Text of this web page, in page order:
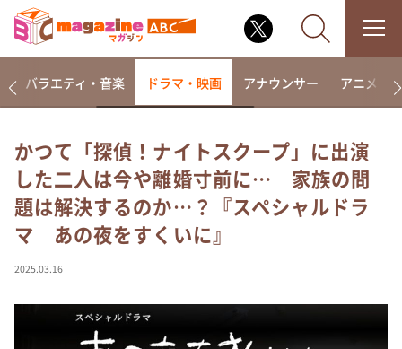
なるみ・岡村の過ぎるTV
相席食堂
これ余談なんですけど・・・
～人生密着トークバラエティ！～ やすとものいたっ
て真剣です
探偵！ナイトスクープ
news おかえり
バラエティ・音楽 ドラマ・映画 アナウンサー アニメ・
かつて「探偵！ナイトスクープ」に出演
した二人は今や離婚寸前に… 家族の問
題は解決するのか…？『スペシャルドラ
マ あの夜をすくいに』
2025.03.16